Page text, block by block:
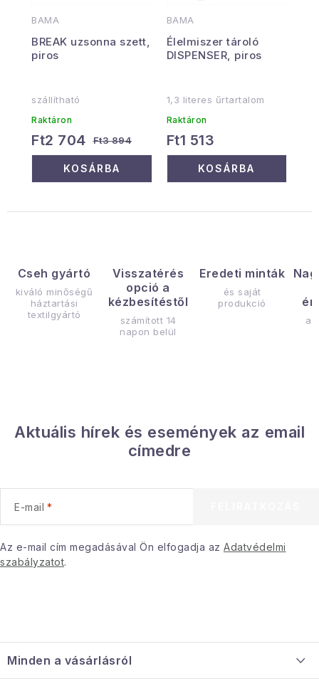
Cseh gyártó
kiváló minőségű
háztartási
textilgyártó
Visszatérés
opció a
kézbesítéstől
számított 14
napon belül
Eredeti minták
és saját
produkció
BAMA
BREAK uzsonna szett,
piros
szállítható
Raktáron
Ft2 704 Ft3 894
KOSÁRBA
BAMA
Élelmiszer tároló
DISPENSER, piros
1,3 literes űrtartalom
Raktáron
Ft1 513
KOSÁRBA
Aktuális hírek és események az email
címedre
E-mail
Az e-mail cím megadásával Ön elfogadja az Adatvédelmi
szabályzatot.
á
bMinden a vásárlásról